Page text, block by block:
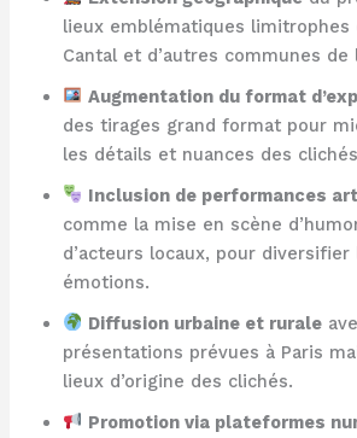
lieux emblématiques limitrophes
Cantal et d’autres communes de
Augmentation du format
des tirages grand format pour
les détails et nuances des
Inclusion de performances
comme la mise en scène
d’acteurs locaux, pour
émotions.
Diffusion urbaine et rurale
présentations prévues à Paris
lieux d’origine des clichés.
Promotion via plateformes